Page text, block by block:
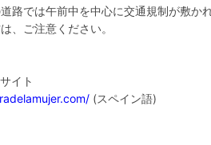
路では午前中を中心に交通規制が敷か
、ご注意ください。
イト
(スペイン語)